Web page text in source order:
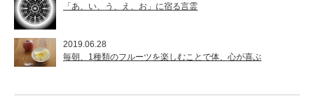
「あ、い、う、え、お」に宿る言霊
2019.06.28
毎朝、1種類のフルーツを楽しむことで体、心が喜ぶ